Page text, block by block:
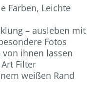
Farben, Leichte
– ausleben mit
Fotos
ihnen lassen
Filter
weißen Rand